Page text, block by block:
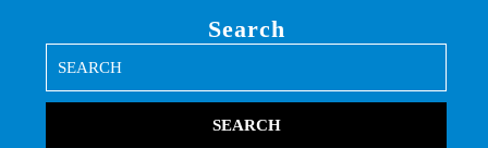
Search
for: